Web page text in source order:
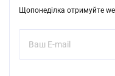
Щопонеділка отримуйте